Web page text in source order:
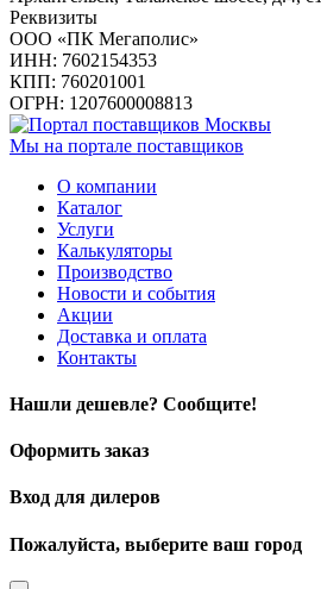
Реквизиты
ООО «ПК Мегаполис»
ИНН: 7602154353
КПП: 760201001
ОГРН: 1207600008813
Мы на портале поставщиков
О компании
Каталог
Услуги
Калькуляторы
Производство
Новости и события
Акции
Доставка и оплата
Контакты
Нашли дешевле? Сообщите!
Оформить заказ
Вход для дилеров
Пожалуйста, выберите ваш город